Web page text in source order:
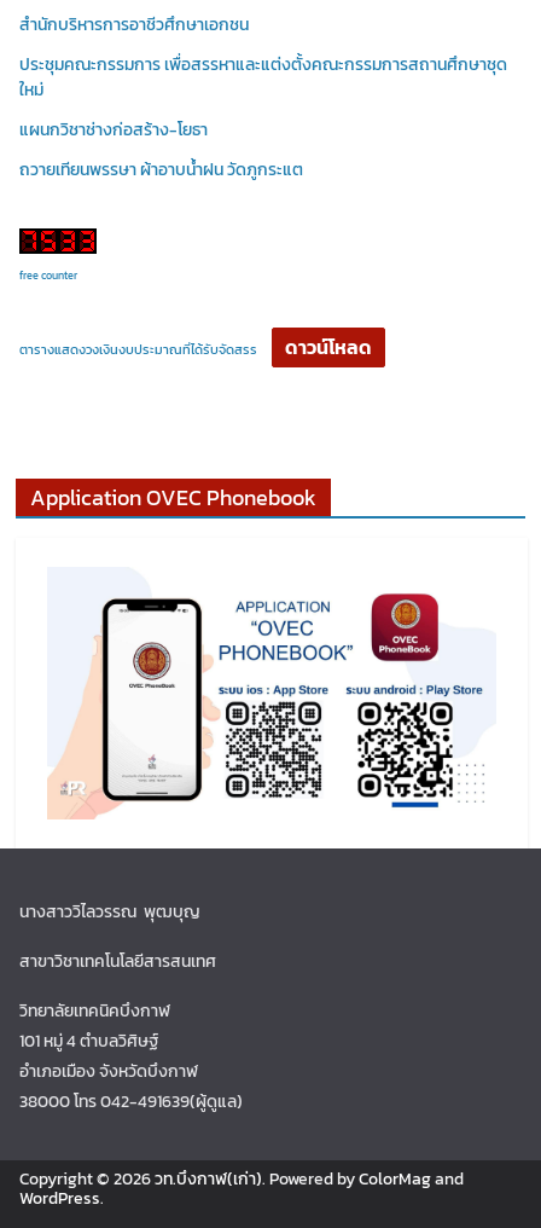
สำนักบริหารการอาชีวศึกษาเอกชน
ประชุมคณะกรรมการ เพื่อสรรหาและแต่งตั้งคณะกรรมการสถานศึกษาชุด
ใหม่
แผนกวิชาช่างก่อสร้าง-โยธา
ถวายเทียนพรรษา ผ้าอาบน้ำฝน วัดภูกระแต
free counter
ตารางแสดงวงเงินงบประมาณที่ได้รับจัดสรร ดาวน์โหลด
Application OVEC Phonebook
นางสาววิไลวรรณ พุฒบุญ
สาขาวิชาเทคโนโลยีสารสนเทศ
วิทยาลัยเทคนิคบึงกาฬ
101 หมู่ 4 ตำบลวิศิษฐ์
อำเภอเมือง จังหวัดบึงกาฬ
38000 โทร 042-491639(ผู้ดูแล)
Copyright © 2026วท.บึงกาฬ(เก่า). Powered byColorMagand
WordPress.